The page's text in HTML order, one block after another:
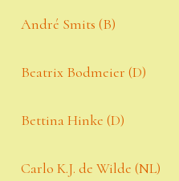
André Smits (B)
Beatrix Bodmeier (D)
Bettina Hinke (D)
Carlo K.J. de Wilde (NL)